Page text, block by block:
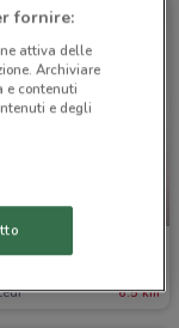
& Sapone
6.5 km
fornire:
attiva delle
Archiviare
e contenuti
e degli